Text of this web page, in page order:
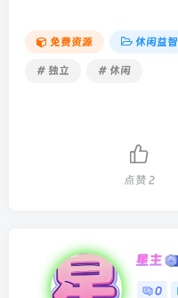
免费资源 休闲益智
# 独立 # 休闲
点赞 2
星主
0